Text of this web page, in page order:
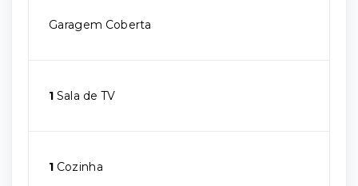
Garagem Coberta
1 Sala de TV
1 Cozinha